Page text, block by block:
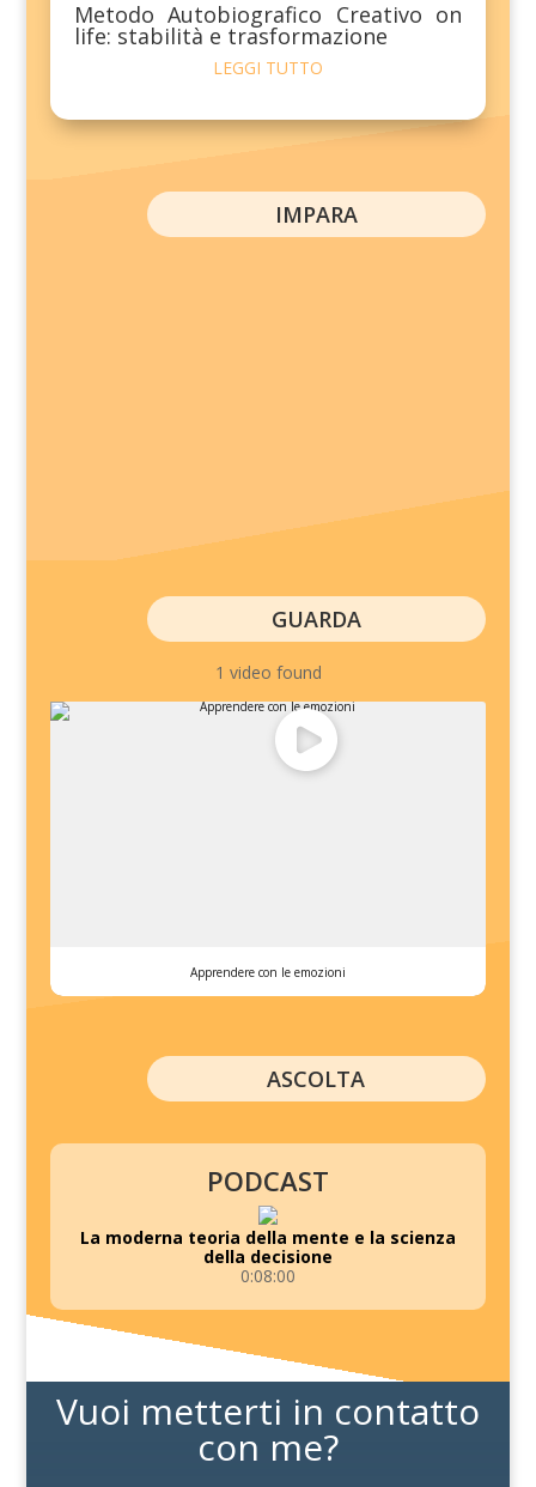
Metodo Autobiografico Creativo on
life: stabilità e trasformazione
LEGGI TUTTO
IMPARA
GUARDA
1 video found
Apprendere con le emozioni
ASCOLTA
PODCAST
La moderna teoria della mente e la scienza
della decisione
0:08:00
Vuoi metterti in contatto
con me?